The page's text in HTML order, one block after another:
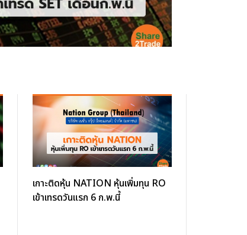
เกาะติดหุ้น NATION หุ้นเพิ่มทุน RO
เข้าเทรดวันแรก 6 ก.พ.นี้